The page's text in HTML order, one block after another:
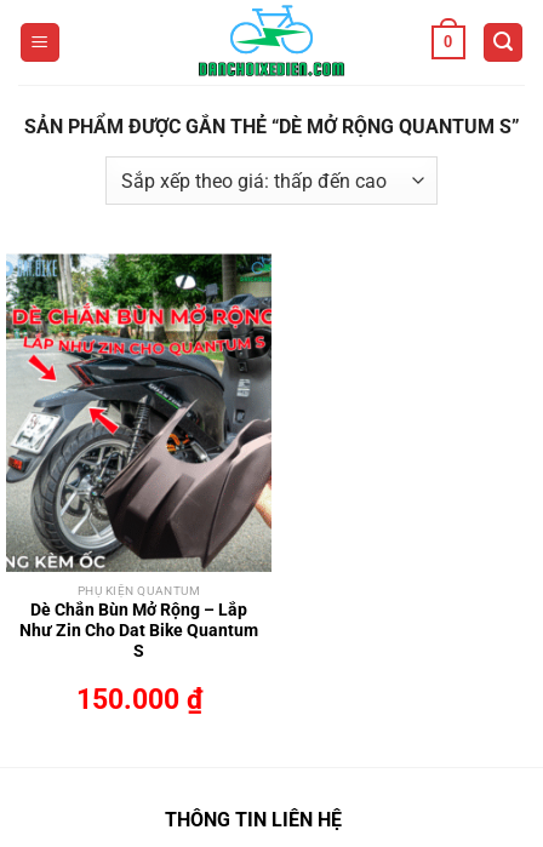
0
SẢN PHẨM ĐƯỢC GẮN THẺ “DÈ MỞ RỘNG QUANTUM S”
PHỤ KIỆN QUANTUM
Dè Chắn Bùn Mở Rộng – Lắp
Như Zin Cho Dat Bike Quantum
S
150.000 ₫
THÔNG TIN LIÊN HỆ